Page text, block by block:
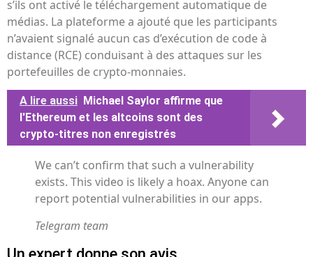
s’ils ont activé le téléchargement automatique de
médias. La plateforme a ajouté que les participants
n’avaient signalé aucun cas d’exécution de code à
distance (RCE) conduisant à des attaques sur les
portefeuilles de crypto-monnaies.
A lire aussi Michael Saylor affirme que
l'Ethereum et les altcoins sont des
crypto-titres non enregistrés
We can’t confirm that such a vulnerability
exists. This video is likely a hoax. Anyone can
report potential vulnerabilities in our apps.
Telegram team